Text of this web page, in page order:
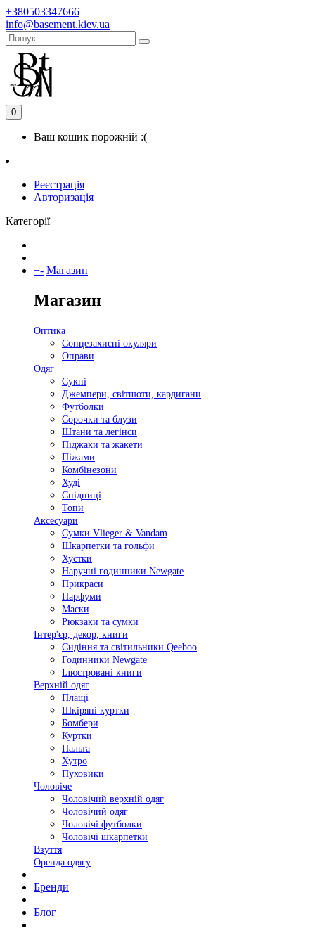
+380503347666
info@basement.kiev.ua
0
Ваш кошик порожній :(
Реєстрація
Авторизація
Категорії
+- Магазин
Магазин
Оптика
Сонцезахисні окуляри
Оправи
Одяг
Сукні
Джемпери, світшоти, кардигани
Футболки
Сорочки та блузи
Штани та легінси
Піджаки та жакети
Піжами
Комбінезони
Худі
Спідниці
Топи
Аксесуари
Сумки Vlieger & Vandam
Шкарпетки та гольфи
Хустки
Наручні годинники Newgate
Прикраси
Парфуми
Маски
Рюкзаки та сумки
Інтер'єр, декор, книги
Сидіння та світильники Qeeboo
Годинники Newgate
Ілюстровані книги
Верхній одяг
Плащі
Шкіряні куртки
Бомбери
Куртки
Пальта
Хутро
Пуховики
Чоловіче
Чоловічий верхній одяг
Чоловічий одяг
Чоловічі футболки
Чоловічі шкарпетки
Взуття
Оренда одягу
Бренди
Блог